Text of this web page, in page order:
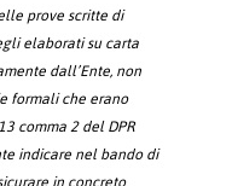
prove scritte di
elaborati su carta
dall’Ente, non
formali che erano
comma 2 del DPR
indicare nel bando di